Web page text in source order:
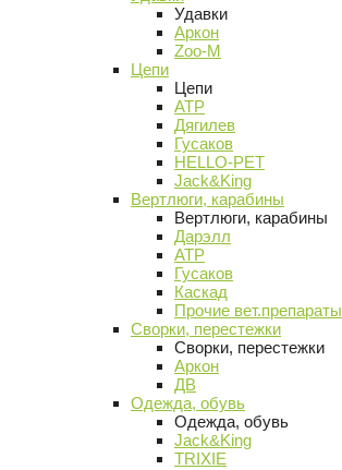
Удавки
Аркон
Zoo-M
Цепи
Цепи
АТР
Дягилев
Гусаков
HELLO-PET
Jack&King
Вертлюги, карабины
Вертлюги, карабины
Дарэлл
АТР
Гусаков
Каскад
Прочие вет.препараты
Сворки, перестежки
Сворки, перестежки
Аркон
ДВ
Одежда, обувь
Одежда, обувь
Jack&King
TRIXIE